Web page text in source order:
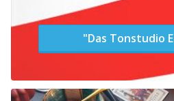
"Das Tonstudio